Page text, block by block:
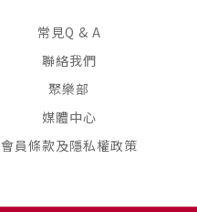
常見Q & A
聯絡我們
聚樂部
媒體中心
會員條款及隱私權政策